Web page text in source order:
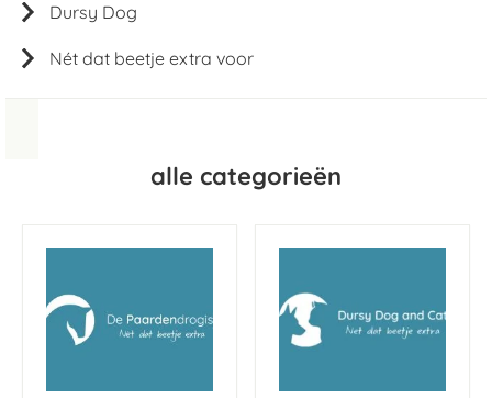
alle categorieën
Dursy Dog
Nét dat beetje extra voor